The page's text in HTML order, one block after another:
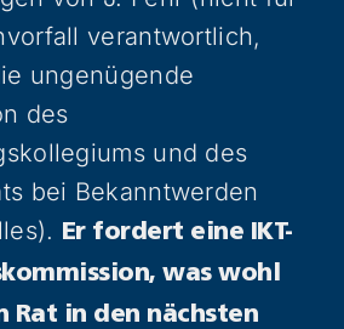
verantwortlich,
ungenügende
des
und des
bei Bekanntwerden
Er fordert eine IKT-
was wohl
Rat in den nächsten